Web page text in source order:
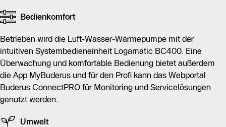
Bedienkomfort
Betrieben wird die Luft-Wasser-Wärmepumpe mit der
intuitiven Systembedieneinheit Logamatic BC400. Eine
Überwachung und komfortable Bedienung bietet außerdem
die App MyBuderus und für den Profi kann das Webportal
Buderus ConnectPRO für Monitoring und Servicelösungen
genutzt werden.
Umwelt